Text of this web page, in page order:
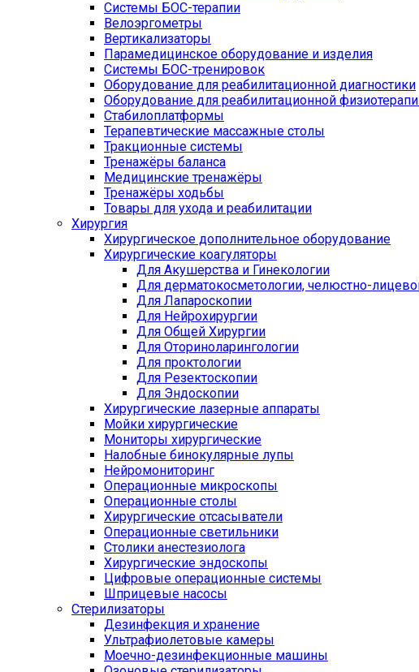
Системы БОС-терапии
Велоэргометры
Вертикализаторы
Парамедицинское оборудование и изделия
Системы БОС-тренировок
Оборудование для реабилитационной диагностики
Оборудование для реабилитационной
Стабилоплатформы
Терапевтические массажные столы
Тракционные системы
Тренажёры баланса
Медицинские тренажёры
Тренажёры ходьбы
Товары для ухода и реабилитации
Хирургия
Хирургическое дополнительное оборудование
Хирургические коагуляторы
Для Акушерства и Гинекологии
Для дерматокосметологии, челюстно-
Для Лапароскопии
Для Нейрохирургии
Для Общей Хирургии
Для Оториноларингологии
Для проктологии
Для Резектоскопии
Для Эндоскопии
Хирургические лазерные аппараты
Мойки хирургические
Мониторы хирургические
Налобные бинокулярные лупы
Нейромониторинг
Операционные микроскопы
Операционные столы
Хирургические отсасыватели
Операционные светильники
Столики анестезиолога
Хирургические эндоскопы
Цифровые операционные системы
Шприцевые насосы
Стерилизаторы
Дезинфекция и хранение
Ультрафиолетовые камеры
Моечно-дезинфекционные машины